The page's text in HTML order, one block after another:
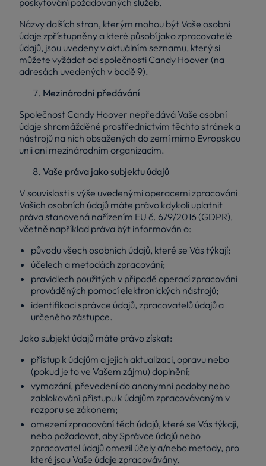
Názvy dalších stran, kterým mohou být Vaše osobní
údaje zpřístupněny a které působí jako zpracovatelé
údajů, jsou uvedeny v aktuálním seznamu, který si
můžete vyžádat od společnosti Candy Hoover (na
adresách uvedených v bodě 9).
Mezinárodní předávání
Společnost Candy Hoover nepředává Vaše osobní
údaje shromážděné prostřednictvím těchto stránek a
nástrojů na nich obsažených do zemí mimo Evropskou
unii ani mezinárodním organizacím.
Vaše práva jako subjektu údajů
V souvislosti s výše uvedenými operacemi zpracování
Vašich osobních údajů máte právo kdykoli uplatnit
práva stanovená nařízením EU č. 679/2016 (GDPR),
včetně například práva být informován o:
původu všech osobních údajů, které se Vás týkají;
účelech a metodách zpracování;
pravidlech použitých v případě operací zpracování
prováděných pomocí elektronických nástrojů;
identifikaci správce údajů, zpracovatelů údajů a
určeného zástupce.
Jako subjekt údajů máte právo získat:
přístup k údajům a jejich aktualizaci, opravu nebo
(pokud je to ve Vašem zájmu) doplnění;
vymazání, převedení do anonymní podoby nebo
zablokování přístupu k údajům zpracovávaným v
rozporu se zákonem;
omezení zpracování těch údajů, které se Vás týkají,
nebo požadovat, aby Správce údajů nebo
zpracovatel údajů omezil účely a/nebo metody, pro
které jsou Vaše údaje zpracovávány.